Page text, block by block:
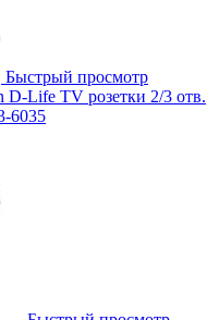
Быстрый просмотр
D-Life TV розетки 2/3 отв.
6035